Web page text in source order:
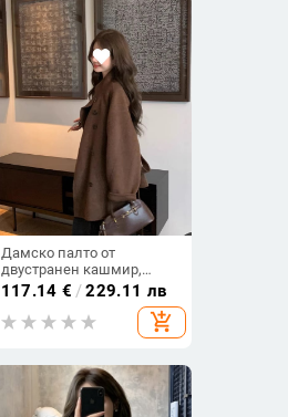
Дамско палто от
двустранен кашмир,
корейски стил, луксозно,
къс модел, 2025 зима
117.14 € /229.11 лв
add_shopping_cart